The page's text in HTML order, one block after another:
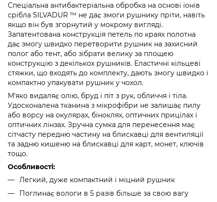
Спеціальна антибактеріальна обробка на основі іонів
срібла SILVADUR ™ не дає змоги рушнику пріти, навіть
якщо він був згорнутий у мокрому вигляді.
Запатентована конструкція петель по краях полотна
дає змогу швидко перетворити рушник на захисний
полог або тент, або зібрати велику за площею
конструкцію з декількох рушників. Еластичні кільцеві
стяжки, що входять до комплекту, дають змогу швидко і
компактно упакувати рушник у чохол.
М'яко видаляє олію, бруд і піт з рук, обличчя і тіла.
Удосконалена тканина з мікрофібри не залишає пилу
або ворсу на окулярах, біноклях, оптичних прицілах і
оптичних лінзах. Зручна сумка для перенесення має
сітчасту передню частину на блискавці для вентиляції
та задню кишеню на блискавці для карт, монет, ключів
тощо.
Особливості:
Легкий, дуже компактний і міцний рушник
Поглинає вологи в 5 разів більше за свою вагу